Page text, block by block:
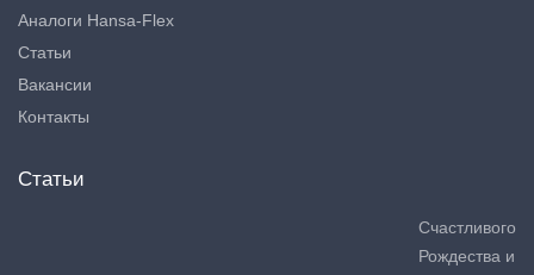
Аналоги Hansa-Flex
Статьи
Вакансии
Контакты
Статьи
Счастливого
Рождества и